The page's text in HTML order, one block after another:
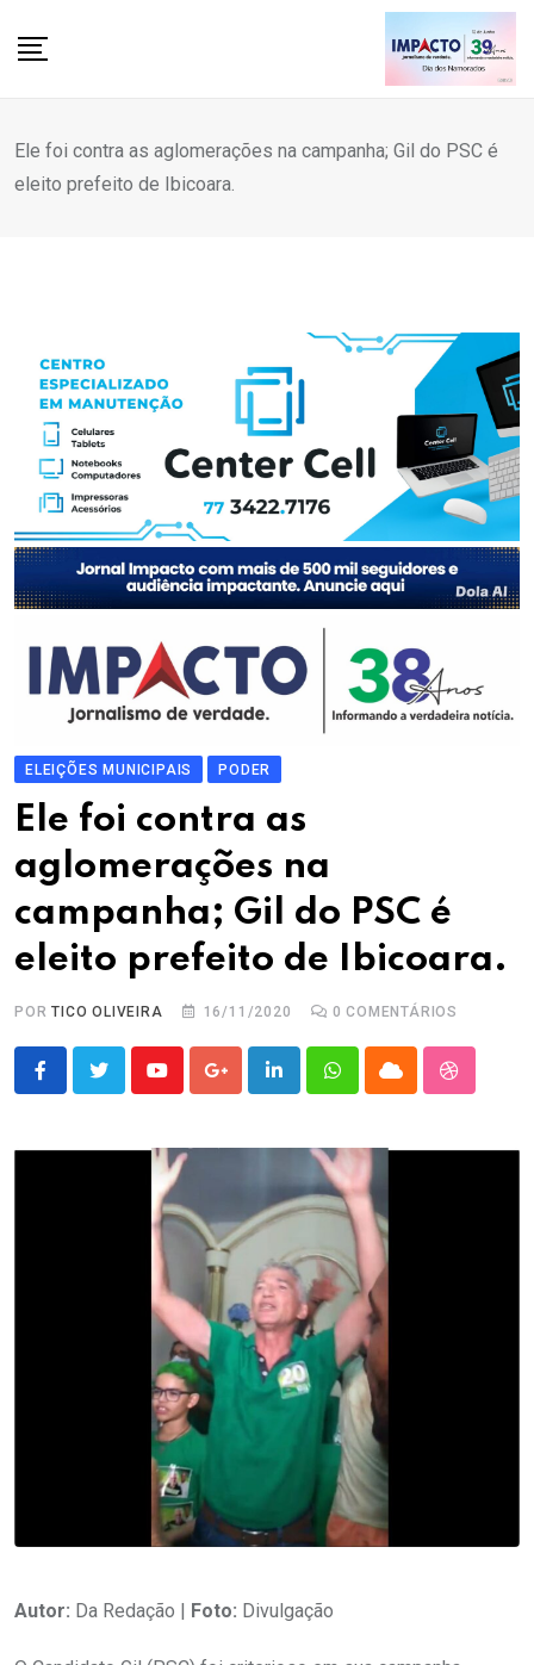
Ele foi contra as aglomerações na campanha; Gil do PSC é
eleito prefeito de Ibicoara.
ELEIÇÕES MUNICIPAIS PODER
Ele foi contra as
aglomerações na
campanha; Gil do PSC é
eleito prefeito de Ibicoara.
PORTICO OLIVEIRA 16/11/2020 0 COMENTÁRIOS
YoutubeGoogle+LinkedInWhatsappCloud
Autor: Da Redação | Foto: Divulgação